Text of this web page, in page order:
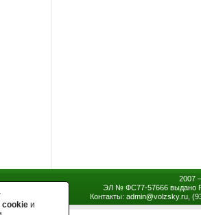
2007
ЭЛ № ФС77-57666 выдано
Контакты: admin@volzsky.ru,
и